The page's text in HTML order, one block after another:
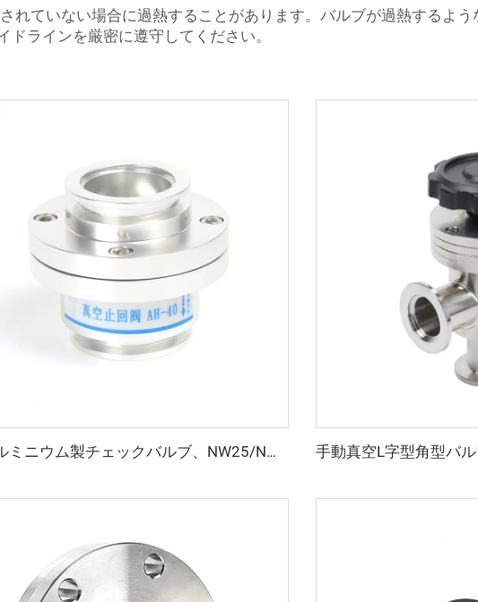
れていない場合に過熱することがあります。バルブが過熱するよう
ラインを厳密に遵守してください。
KFアルミニウム製チェックバルブ、NW25/NW40フランジ付き真空チェックバルブ、逆止弁、KF25/KF40本体、FKMシール付き